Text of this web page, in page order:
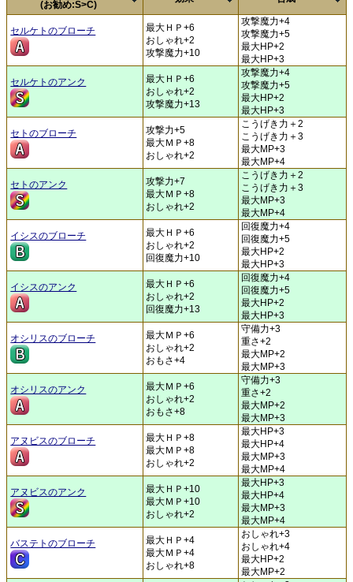
(お勧め:S>C)
セルケトのブローチ
最大ＨＰ+6
おしゃれ+2
攻撃魔力+10
攻撃魔力+4
攻撃魔力+5
最大HP+2
最大HP+3
セルケトのアンク
最大ＨＰ+6
おしゃれ+2
攻撃魔力+13
攻撃魔力+4
攻撃魔力+5
最大HP+2
最大HP+3
セトのブローチ
攻撃力+5
最大ＭＰ+8
おしゃれ+2
こうげき力＋2
こうげき力＋3
最大MP+3
最大MP+4
セトのアンク
攻撃力+7
最大ＭＰ+8
おしゃれ+2
こうげき力＋2
こうげき力＋3
最大MP+3
最大MP+4
イシスのブローチ
最大ＨＰ+6
おしゃれ+2
回復魔力+10
回復魔力+4
回復魔力+5
最大HP+2
最大HP+3
イシスのアンク
最大ＨＰ+6
おしゃれ+2
回復魔力+13
回復魔力+4
回復魔力+5
最大HP+2
最大HP+3
オシリスのブローチ
最大ＭＰ+6
おしゃれ+2
おもさ+4
守備力+3
重さ+2
最大MP+2
最大MP+3
オシリスのアンク
最大ＭＰ+6
おしゃれ+2
おもさ+8
守備力+3
重さ+2
最大MP+2
最大MP+3
アヌビスのブローチ
最大ＨＰ+8
最大ＭＰ+8
おしゃれ+2
最大HP+3
最大HP+4
最大MP+3
最大MP+4
アヌビスのアンク
最大ＨＰ+10
最大ＭＰ+10
おしゃれ+2
最大HP+3
最大HP+4
最大MP+3
最大MP+4
バステトのブローチ
最大ＨＰ+4
最大ＭＰ+4
おしゃれ+8
おしゃれ+3
おしゃれ+4
最大HP+2
最大MP+2